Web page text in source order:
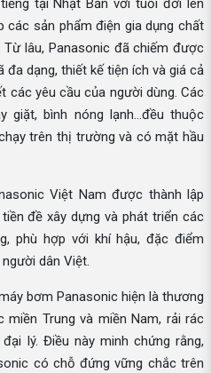
tại Nhật Bản với tuổi đời lên
các sản phẩm điện gia dụng chất
Từ lâu, Panasonic đã chiếm được
đa dạng, thiết kế tiện ích và giá cả
các yêu cầu của người dùng. Các
giặt, bình nóng lạnh…đều thuộc
trên thị trường và có mặt hầu
Việt Nam được thành lập
đề xây dựng và phát triển các
phù hợp với khí hậu, đặc điểm
dân Việt.
bơm Panasonic hiện là thương
miền Trung và miền Nam, rải rác
lý. Điều này minh chứng rằng,
có chỗ đứng vững chắc trên